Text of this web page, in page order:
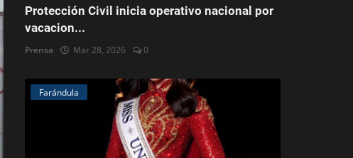
Protección Civil inicia operativo nacional por
vacacion...
Prensa Mar 28, 2026 0
Farándula